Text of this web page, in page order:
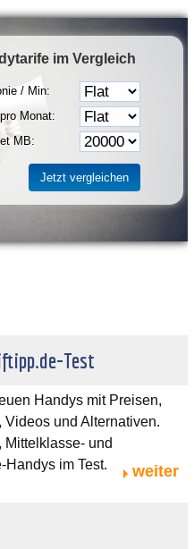
im Vergleich
/ Min:
Monat:
MB:
Test
Handys mit Preisen,
Videos und Alternativen.
Mittelklasse- und
Handys im Test.
weiter